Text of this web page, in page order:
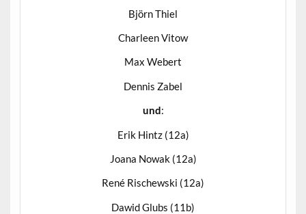
Björn Thiel
Charleen Vitow
Max Webert
Dennis Zabel
und:
Erik Hintz (12a)
Joana Nowak (12a)
René Rischewski (12a)
Dawid Glubs (11b)